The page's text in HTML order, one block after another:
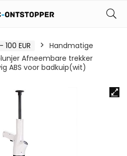
100 EUR
Handmatige
Afneembare trekker
ABS voor badkuip(wit)